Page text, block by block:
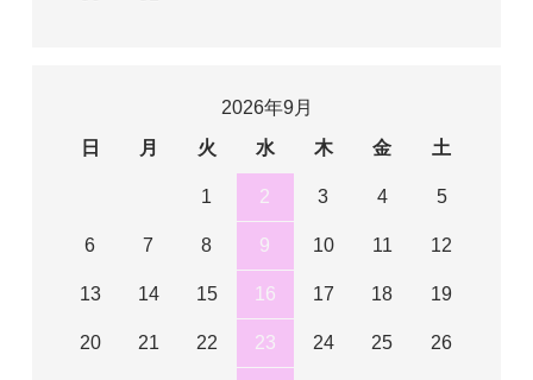
2026年9月
日
月 火 水 木 金 土
1 2 3 4 5
6 7 8 9 10 11 12
13 14 15 16 17 18 19
20 21 22 23 24 25 26